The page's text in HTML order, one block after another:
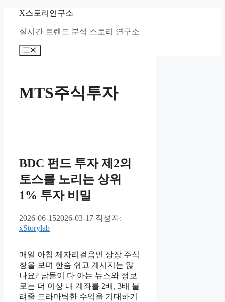
X스토리연구소
실시간 트렌드 분석 스토리 연구소
메
MTS주식투자
BDC 펀드 투자 제2의
토스를 노리는 상위
1% 투자 비밀
2026-06-152026-03-17 작성자:
xStorylab
매일 아침 제자리걸음인 상장 주식
창을 보며 한숨 쉬고 계시지는 않
나요? 남들이 다 아는 뉴스와 정보
로는 더 이상 내 계좌를 2배, 3배 불
려줄 드라마틱한 수익을 기대하기